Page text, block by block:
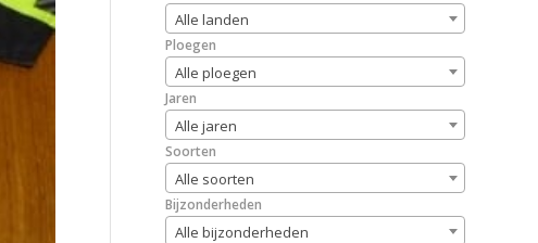
Alle landen
Ploegen
Alle ploegen
Jaren
Alle jaren
Soorten
Alle soorten
Bijzonderheden
Alle bijzonderheden